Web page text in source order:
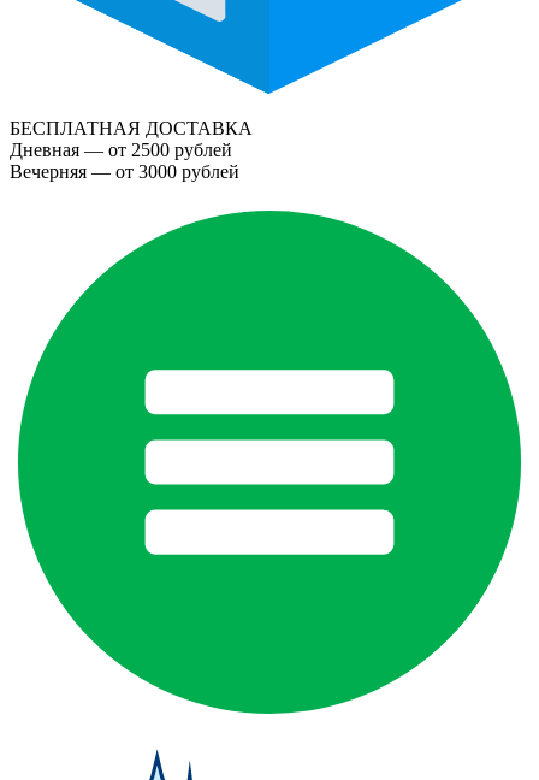
БЕСПЛАТНАЯ ДОСТАВКА
Дневная — от 2500 рублей
Вечерняя — от 3000 рублей